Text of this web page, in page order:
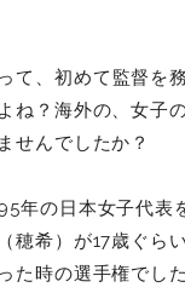
て、初めて監督を
ね？海外の、女子
せんでしたか？
年の日本女子代表
穂希）が17歳ぐら
た時の選手権でし